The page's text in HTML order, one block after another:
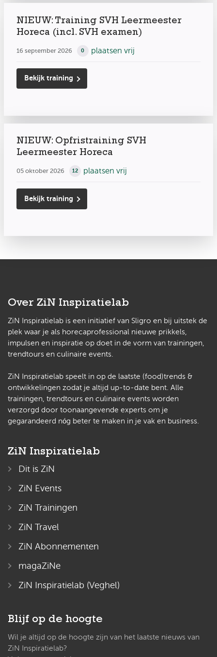
NIEUW: Training SVH Leermeester
Horeca (incl. SVH examen)
16 september 2026 0 plaatsen vrij
Bekijk training
NIEUW: Opfristraining SVH
Leermeester Horeca
05 oktober 2026 12 plaatsen vrij
Bekijk training
Over ZiN Inspiratielab
ZiN Inspiratielab is een initiatief van Sligro en bij uitstek de
plek waar je als horecaprofessional nieuwe prikkels,
impulsen en inspiratie op doet in de vorm van trainingen,
trendtours en culinaire events.
ZiN Inspiratielab speelt in op de laatste (food)trends &
ontwikkelingen zodat je altijd up-to-date bent. Alle
trainingen, trendtours en culinaire events worden
verzorgd door toonaangevende experts om je
gegarandeerd nóg beter te maken in je vak en business.
ZiN Inspiratielab
Dit is ZiN
ZiN Events
ZiN Trainingen
ZiN Travel
ZiN Abonnementen
magaZiNe
ZiN Inspiratielab (Veghel)
Blijf op de hoogte
Wil je altijd op de hoogte zijn van het laatste nieuws van
ZiN Inspiratielab?